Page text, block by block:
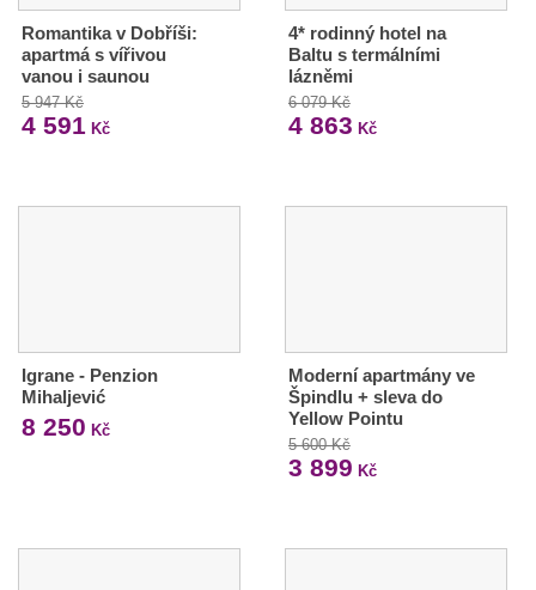
Romantika v Dobříši:
apartmá s vířivou
vanou i saunou
5 947 Kč
4 591 Kč
4* rodinný hotel na
Baltu s termálními
lázněmi
6 079 Kč
4 863 Kč
Igrane - Penzion
Mihaljević
8 250 Kč
Moderní apartmány ve
Špindlu + sleva do
Yellow Pointu
5 600 Kč
3 899 Kč